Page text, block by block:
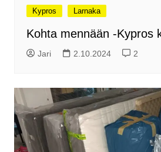
Kypros Larnaka
Kohta mennään -Kypros
Jari 2.10.2024 2